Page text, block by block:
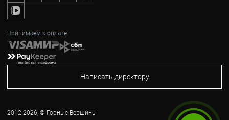
Принимаем к оплате
Написать директору
2012-2026, © Горные Вершины